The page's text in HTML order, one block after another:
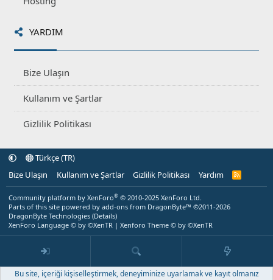
YARDIM
Bize Ulaşın
Kullanım ve Şartlar
Gizlilik Politikası
Türkçe (TR)
Bize Ulaşın
Kullanım ve Şartlar Gizlilik Politikası Yardım
R
Community platform by XenForo® © 2010-2025 XenForo Ltd.
Parts of this site powered by add-ons from DragonByte™ ©2011-2026
DragonByte Technologies (Details)
XenForo Language © by ©XenTR | Xenforo Theme © by ©XenTR
Bu site, içeriği kişiselleştirmek, deneyiminize uyarlamak ve kayıt olmanız